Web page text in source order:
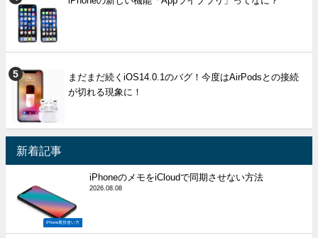
まだまだ続くiOS14.0.1のバグ！今度はAirPodsとの接続
が切れる現象に！
新着記事
iPhone裏技使い方
iPhoneのメモをiCloudで同期させない方法
2026.08.08